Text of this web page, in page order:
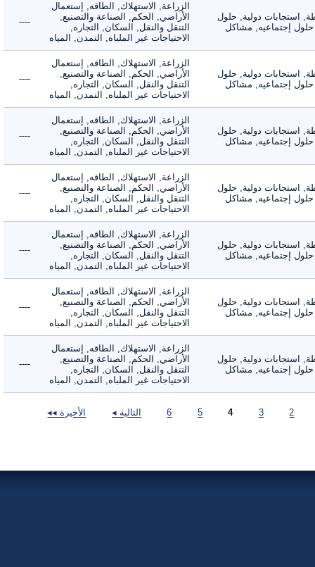
استجابات دولية, حلول
إجتماعيه, مشاكل
الزراعة, الاستهلاك, الطاقه, إستعمال
الأراضي, الحكم, الصناعة والتصنيع,
التنقل والنقل, السكان, التجاره,
الاحتياجات غير الملباه, التمدن, المياه
----
استجابات دولية, حلول
إجتماعيه, مشاكل
الزراعة, الاستهلاك, الطاقه, إستعمال
الأراضي, الحكم, الصناعة والتصنيع,
التنقل والنقل, السكان, التجاره,
الاحتياجات غير الملباه, التمدن, المياه
----
استجابات دولية, حلول
إجتماعيه, مشاكل
الزراعة, الاستهلاك, الطاقه, إستعمال
الأراضي, الحكم, الصناعة والتصنيع,
التنقل والنقل, السكان, التجاره,
الاحتياجات غير الملباه, التمدن, المياه
----
استجابات دولية, حلول
إجتماعيه, مشاكل
الزراعة, الاستهلاك, الطاقه, إستعمال
الأراضي, الحكم, الصناعة والتصنيع,
التنقل والنقل, السكان, التجاره,
الاحتياجات غير الملباه, التمدن, المياه
----
استجابات دولية, حلول
إجتماعيه, مشاكل
الزراعة, الاستهلاك, الطاقه, إستعمال
الأراضي, الحكم, الصناعة والتصنيع,
التنقل والنقل, السكان, التجاره,
الاحتياجات غير الملباه, التمدن, المياه
----
استجابات دولية, حلول
إجتماعيه, مشاكل
الزراعة, الاستهلاك, الطاقه, إستعمال
الأراضي, الحكم, الصناعة والتصنيع,
التنقل والنقل, السكان, التجاره,
الاحتياجات غير الملباه, التمدن, المياه
----
استجابات دولية, حلول
إجتماعيه, مشاكل
الزراعة, الاستهلاك, الطاقه, إستعمال
الأراضي, الحكم, الصناعة والتصنيع,
التنقل والنقل, السكان, التجاره,
الاحتياجات غير الملباه, التمدن, المياه
----
التالية ◂ الأخيرة ◂◂